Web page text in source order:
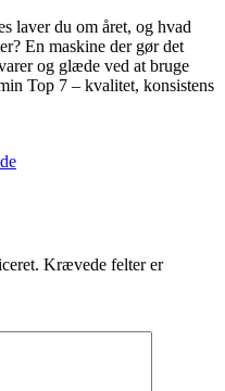
laver du om året, og hvad
En maskine der gør det
og glæde ved at bruge
Top 7 – kvalitet, konsistens
Krævede felter er